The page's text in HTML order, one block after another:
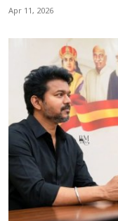
Apr 11, 2026